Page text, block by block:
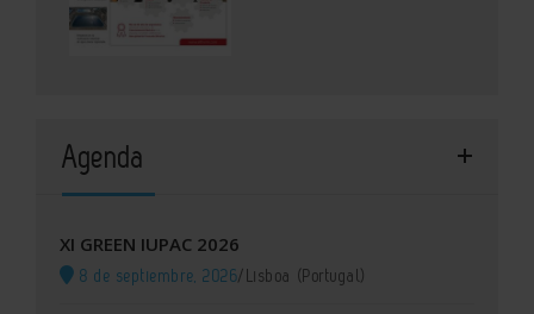
Agenda
XI GREEN IUPAC 2026
8 de septiembre, 2026/Lisboa (Portugal)